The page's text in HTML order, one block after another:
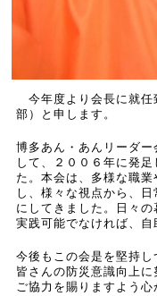
今年度より会長に就任
部）と申します。
博多あん・あんリーダ
して、２００６年に発
た。本会は、多様な職
し、様々な視点から、
にしてきました。日々の
実践可能でなければ、自
今後もこの会是を堅持
皆さんの防災意識向上に
ご協力を賜りますよう心